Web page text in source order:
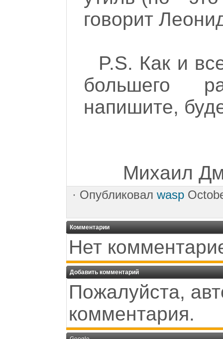
говорит
P.S. Как и
большего
напишите,
Михаил
· Опубликовал wasp
Комментарии
Нет
Добавить комментарий
Пожалуйста,
комментария.